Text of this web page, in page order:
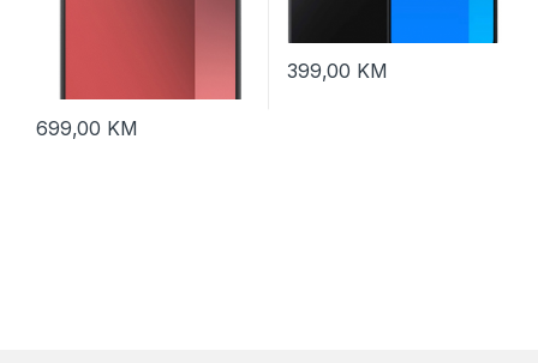
699,00 KM
399,00 KM